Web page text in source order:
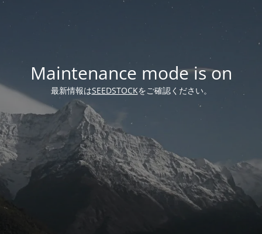
Maintenance mode is on
最新情報はSEEDSTOCKをご確認ください。